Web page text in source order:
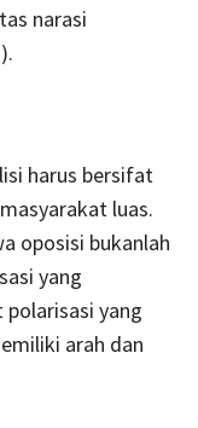
narasi
harus bersifat
luas.
oposisi bukanlah
yang
yang
arah dan